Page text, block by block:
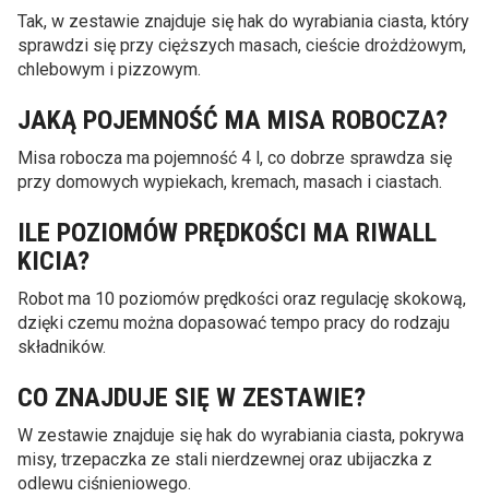
Tak, w zestawie znajduje się hak do wyrabiania ciasta, który
sprawdzi się przy cięższych masach, cieście drożdżowym,
chlebowym i pizzowym.
JAKĄ POJEMNOŚĆ MA MISA ROBOCZA?
Misa robocza ma pojemność 4 l, co dobrze sprawdza się
przy domowych wypiekach, kremach, masach i ciastach.
ILE POZIOMÓW PRĘDKOŚCI MA RIWALL
KICIA?
Robot ma 10 poziomów prędkości oraz regulację skokową,
dzięki czemu można dopasować tempo pracy do rodzaju
składników.
CO ZNAJDUJE SIĘ W ZESTAWIE?
W zestawie znajduje się hak do wyrabiania ciasta, pokrywa
misy, trzepaczka ze stali nierdzewnej oraz ubijaczka z
odlewu ciśnieniowego.